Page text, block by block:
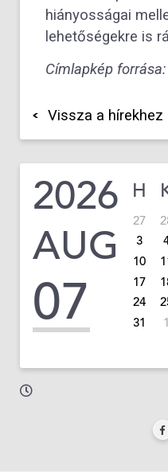
hiányosságai
lehetőségekre is
Címlapkép
Vissza a hírekhez
2026
AUG
07
H
27
3
10
17
24
31
1